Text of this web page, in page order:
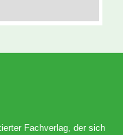
Fachverlag, der sich